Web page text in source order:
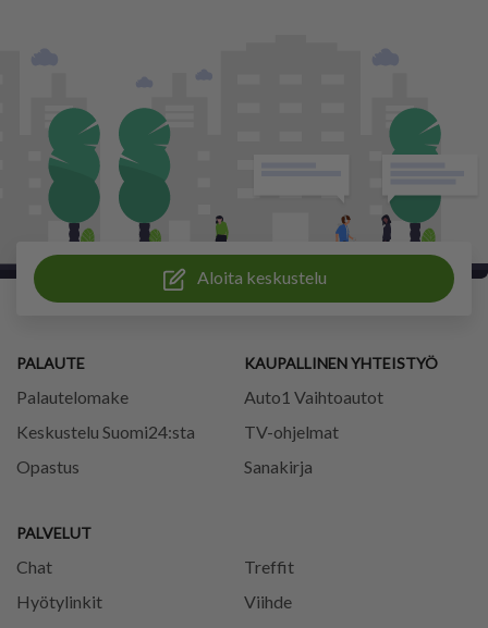
Aloita keskustelu
PALAUTE
Palautelomake
Keskustelu Suomi24:sta
Opastus
PALVELUT
Chat
Treffit
Hyötylinkit
Viihde
KAUPALLINEN YHTEISTYÖ
Auto1 Vaihtoautot
TV-ohjelmat
Sanakirja